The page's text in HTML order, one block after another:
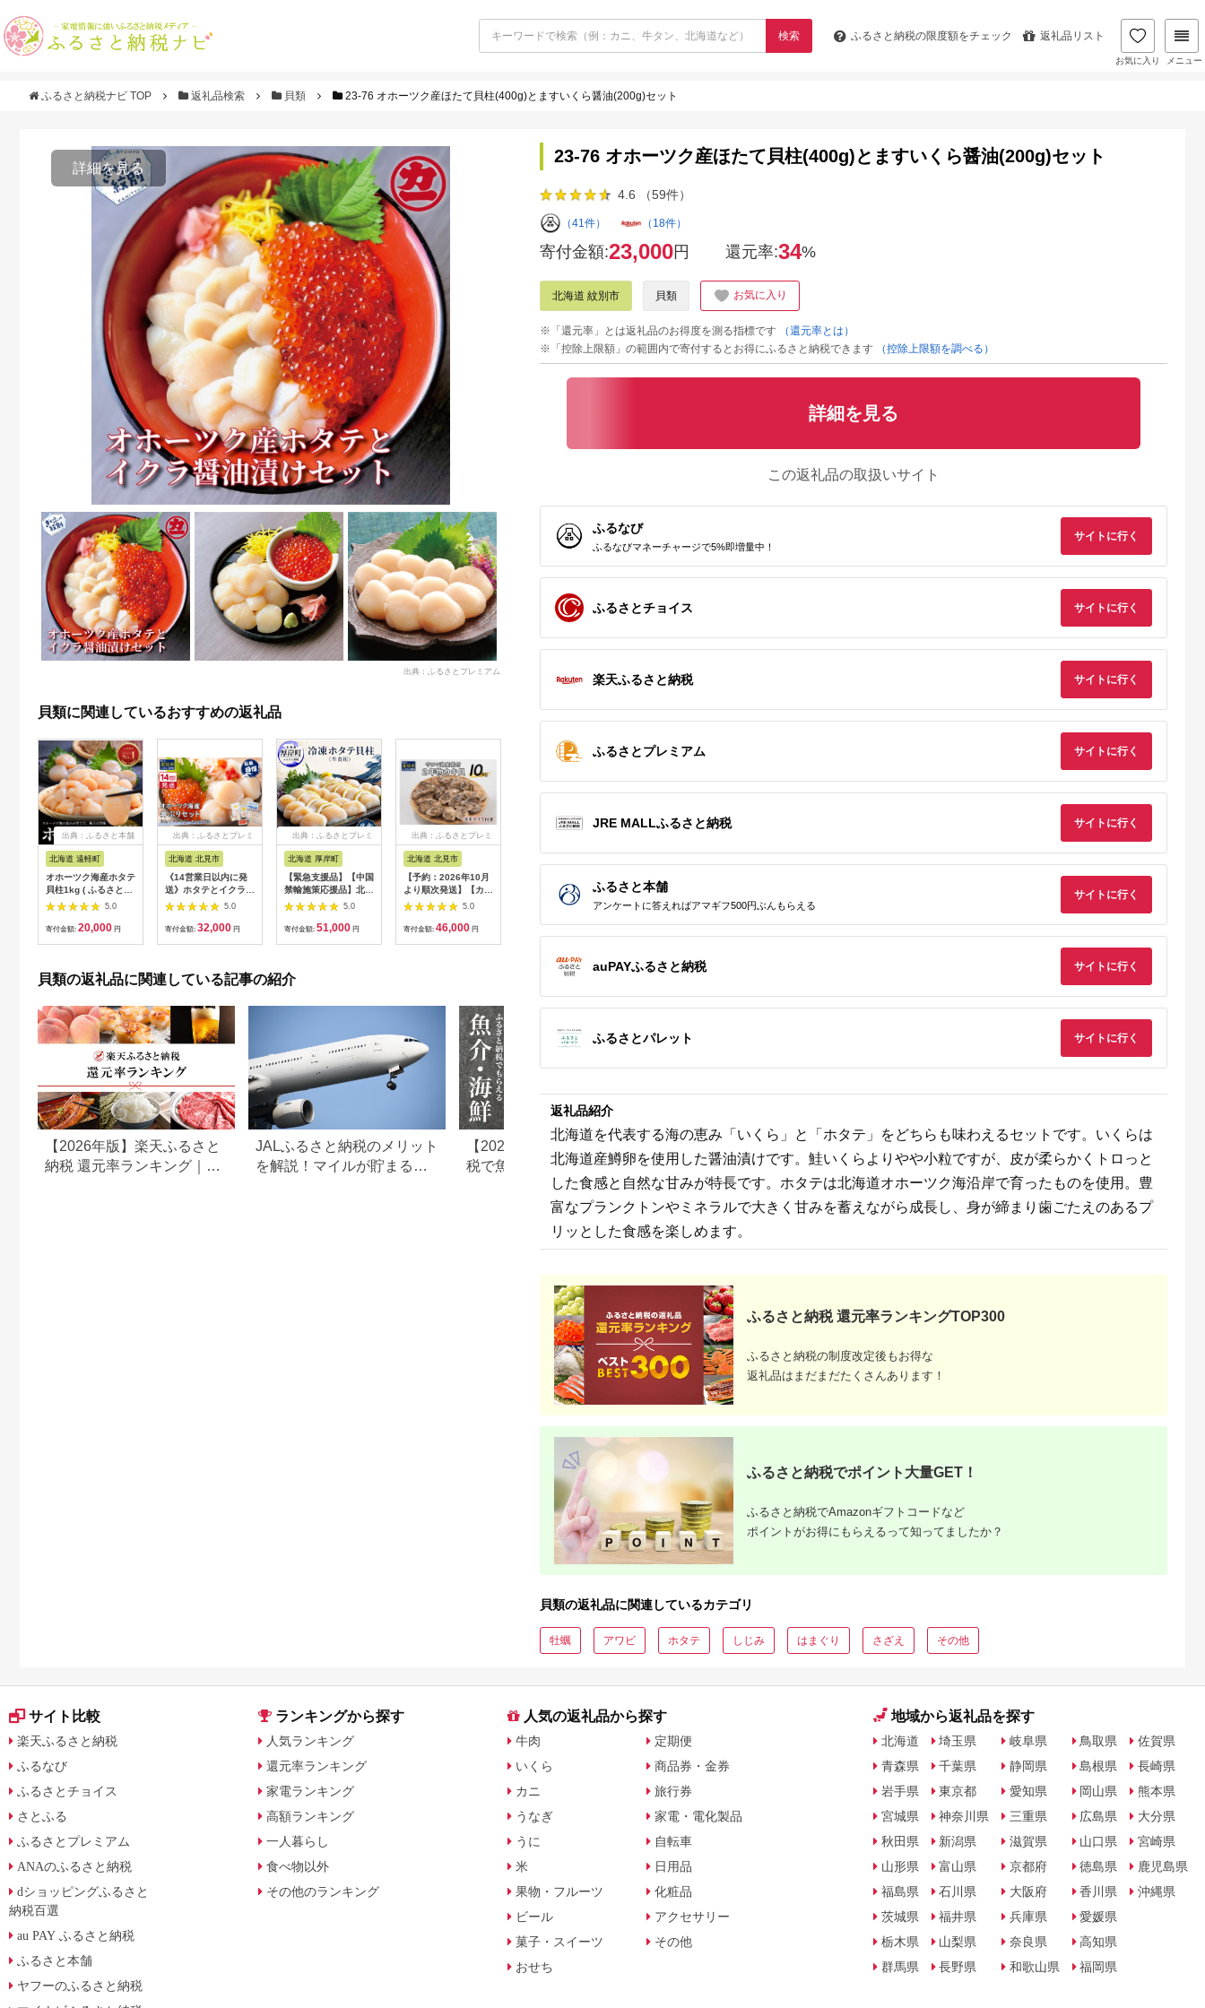
検索 ふるさと納税の限度額をチェック 返礼品リスト
お気に入り メニュー
ふるさと納税ナビ TOP 返礼品検索 貝類 23-76 オホーツク産ほたて貝柱(400g)とますいくら醤油(200g)セット
詳細を見る
出典：ふるさとプレミアム
貝類に関連しているおすすめの返礼品
出典：ふるさと本舗
北海道 遠軽町
オホーツク海産ホタテ
貝柱1kg ( ふるさと納
税 北海道産 ほたて ホ
タテ貝柱 刺身 冷凍 貝
北海道 遠軽町 ) en01-
5.0
寄付金額: 20,000 円
出典：ふるさとプレミ
北海道 北見市
《14営業日以内に発
送》ホタテとイクラと
カニを食べつくす！船
長おすすめのオホーツ
ク丼ぶりセット ( オホ
魚卵 鮭卵 鮭 さけ 海
鮮丼 おつまみ 冷凍 )
5.0
寄付金額: 32,000 円
出典：ふるさとプレミ
北海道 厚岸町
【緊急支援品】【中国
禁輸施策応援品】北海
道産 冷凍 帆立貝柱
1kg (35玉前後) ホタ
テ ほたて 玉冷 魚貝類
5.0
寄付金額: 51,000 円
出典：ふるさとプレミ
北海道 北見市
【予約：2026年10月
より順次発送】【カキ
ナイフ付】海のミルク
サロマ湖産殻付2年物
カキ貝 10kg 80～100
5.0
寄付金額: 46,000 円
不可地域有】マルヨシ
水産 桑名産大粒天然
個）はまぐり ハマグ
リ 魚介 貝 魚貝 活は
網焼き 酒蒸し お吸い
物 パエリア パスタ
22,000
イズ1.5kg大和しじみ
（しめ縄干支箸付）
5.0
11,000
牡蠣 春っこ 牡蠣 2袋
19,000 30,000
【緊急支援品】【中国
禁輸施策応援品】北海
500g (18玉前後) ホタ
テ ほたて 玉冷 魚貝類
27,000
北海道 厚岸産 砂抜き
済み あさり
2.5kg【光輝】 [ 海産
物 海の幸 味が濃い
類 貝 みそ汁 酒蒸し
アサリバター 食材 食
べ物 パスタ ]
20,000
貝類の返礼品に関連している記事の紹介
【2026年版】楽天ふるさと
納税 還元率ランキング｜高
JALふるさと納税のメリット
を解説！マイルが貯まる仕
【2026年最新】ふるさと納
税で魚・魚介類のおすすめ
返礼品ランキング
【2026年最新版】ふるさと
納税のホタテおすすめラン
キング｜還元率・内容量で
比較
23-76 オホーツク産ほたて貝柱(400g)とますいくら醤油(200g)セット
4.6 （59件）
（41件） （18件）
寄付金額:23,000円 還元率:34%
北海道 紋別市 貝類 お気に入り
※「還元率」とは返礼品のお得度を測る指標です
（還元率とは）
※「控除上限額」の範囲内で寄付するとお得にふるさと納税できます
（控除上限額を調べる）
詳細を見る
この返礼品の取扱いサイト
ふるなび
ふるなびマネーチャージで5%即増量中！
サイトに行く
ふるさとチョイス サイトに行く
楽天ふるさと納税 サイトに行く
ふるさとプレミアム サイトに行く
JRE MALLふるさと納税 サイトに行く
ふるさと本舗
アンケートに答えればアマギフ500円ぶんもらえる
サイトに行く
auPAYふるさと納税 サイトに行く
ふるさとパレット サイトに行く
返礼品紹介
北海道を代表する海の恵み「いくら」と「ホタテ」をどちらも味わえるセットです。いくらは
北海道産鱒卵を使用した醤油漬けです。鮭いくらよりやや小粒ですが、皮が柔らかくトロっと
した食感と自然な甘みが特長です。ホタテは北海道オホーツク海沿岸で育ったものを使用。豊
富なプランクトンやミネラルで大きく甘みを蓄えながら成長し、身が締まり歯ごたえのあるプ
リッとした食感を楽しめます。
ふるさと納税 還元率ランキングTOP300
ふるさと納税の制度改定後もお得な
返礼品はまだまだたくさんあります！
ふるさと納税でポイント大量GET！
ふるさと納税でAmazonギフトコードなど
ポイントがお得にもらえるって知ってましたか？
貝類の返礼品に関連しているカテゴリ
牡蠣 アワビ ホタテ しじみ はまぐり さざえ その他
サイト比較
楽天ふるさと納税
ふるなび
ふるさとチョイス
さとふる
ふるさとプレミアム
ANAのふるさと納税
dショッピングふるさと
納税百選
au PAY ふるさと納税
ふるさと本舗
ヤフーのふるさと納税
ランキングから探す
人気ランキング
還元率ランキング
家電ランキング
高額ランキング
一人暮らし
食べ物以外
その他のランキング
人気の返礼品から探す
牛肉
いくら
カニ
うなぎ
うに
米
果物・フルーツ
ビール
菓子・スイーツ
おせち
定期便
商品券・金券
旅行券
家電・電化製品
自転車
日用品
化粧品
アクセサリー
その他
地域から返礼品を探す
北海道
青森県
岩手県
宮城県
秋田県
山形県
福島県
茨城県
栃木県
群馬県
埼玉県
千葉県
東京都
神奈川県
新潟県
富山県
石川県
福井県
山梨県
長野県
岐阜県
静岡県
愛知県
三重県
滋賀県
京都府
大阪府
兵庫県
奈良県
和歌山県
鳥取県
島根県
岡山県
広島県
山口県
徳島県
香川県
愛媛県
高知県
福岡県
佐賀県
長崎県
熊本県
大分県
宮崎県
鹿児島県
沖縄県